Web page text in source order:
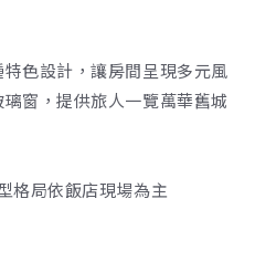
色設計，讓房間呈現多元風
窗，提供旅人一覽萬華舊城
格局依飯店現場為主